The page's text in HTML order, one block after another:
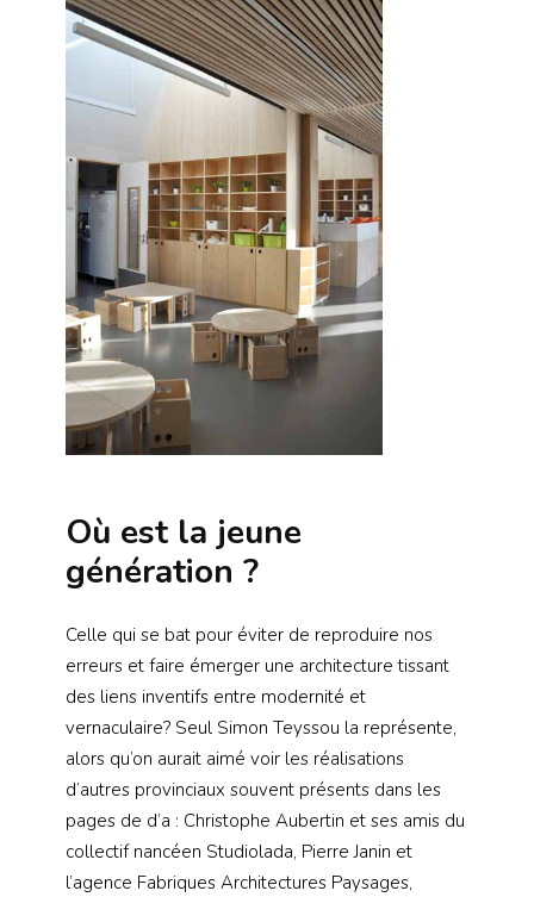
Où est la jeune
génération ?
Celle qui se bat pour éviter de reproduire nos
erreurs et faire émerger une architecture tissant
des liens inventifs entre modernité et
vernaculaire? Seul Simon Teyssou la représente,
alors qu’on aurait aimé voir les réalisations
d’autres provinciaux souvent présents dans les
pages de d’a : Christophe Aubertin et ses amis du
collectif nancéen Studiolada, Pierre Janin et
l’agence Fabriques Architectures Paysages,